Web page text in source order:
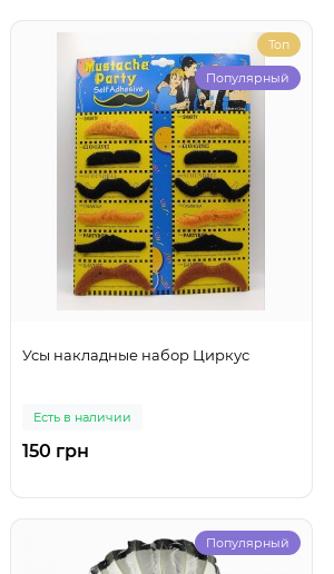
Топ
Популярный
Усы накладные набор Циркус
Есть в наличии
150 грн
Популярный